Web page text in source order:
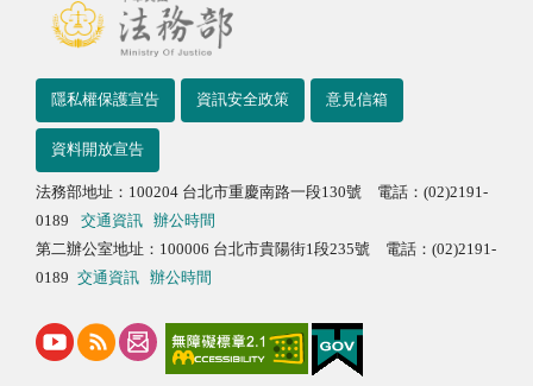
隱私權保護宣告 資訊安全政策 意見信箱
資料開放宣告
法務部地址：100204 台北市重慶南路一段130號 電話：(02)2191-
0189
交通資訊
辦公時間
第二辦公室地址：100006 台北市貴陽街1段235號 電話：(02)2191-
0189 交通資訊 辦公時間